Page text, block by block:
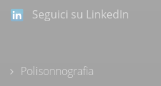
Seguici su LinkedIn
Polisonnografia